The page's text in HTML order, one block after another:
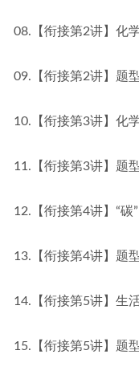
08.【衔接第2讲】化
09.【衔接第2讲】题
10.【衔接第3讲】化
11.【衔接第3讲】题
12.【衔接第4讲】“碳
13.【衔接第4讲】题
14.【衔接第5讲】生
15.【衔接第5讲】题